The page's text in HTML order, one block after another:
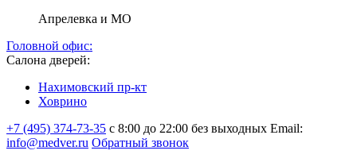
Апрелевка и МО
Головной офис:
Салона дверей:
Нахимовский пр-кт
Ховрино
+7 (495) 374-73-35 с 8:00 до 22:00 без выходных Email:
info@medver.ru Обратный звонок